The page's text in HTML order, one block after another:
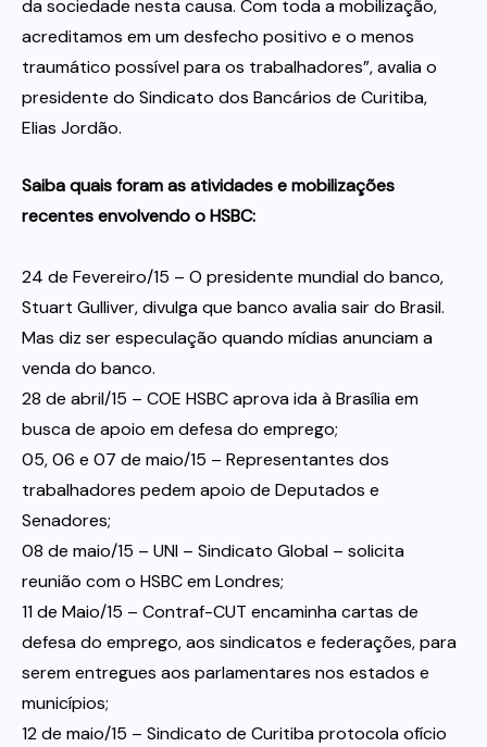
da sociedade nesta causa. Com toda a mobilização,
acreditamos em um desfecho positivo e o menos
traumático possível para os trabalhadores”, avalia o
presidente do Sindicato dos Bancários de Curitiba,
Elias Jordão.
Saiba quais foram as atividades e mobilizações
recentes envolvendo o HSBC:
24 de Fevereiro/15 – O presidente mundial do banco,
Stuart Gulliver, divulga que banco avalia sair do Brasil.
Mas diz ser especulação quando mídias anunciam a
venda do banco.
28 de abril/15 – COE HSBC aprova ida à Brasília em
busca de apoio em defesa do emprego;
05, 06 e 07 de maio/15 – Representantes dos
trabalhadores pedem apoio de Deputados e
Senadores;
08 de maio/15 – UNI – Sindicato Global – solicita
reunião com o HSBC em Londres;
11 de Maio/15 – Contraf-CUT encaminha cartas de
defesa do emprego, aos sindicatos e federações, para
serem entregues aos parlamentares nos estados e
municípios;
12 de maio/15 – Sindicato de Curitiba protocola ofício